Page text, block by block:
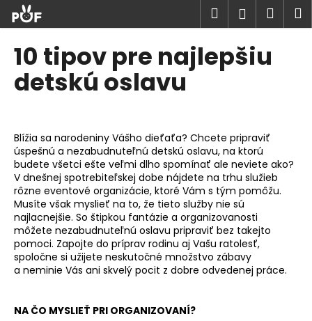
Prejsť
obsah
Hľadať
10 tipov pre najlepšiu
detskú oslavu
Blížia sa narodeniny Vášho dieťaťa? Chcete pripraviť
úspešnú a nezabudnuteľnú detskú oslavu, na ktorú
budete všetci ešte veľmi dlho spomínať ale neviete ako?
V dnešnej spotrebiteľskej dobe nájdete na trhu služieb
rôzne eventové organizácie, ktoré Vám s tým pomôžu.
Musíte však myslieť na to, že tieto služby nie sú
najlacnejšie. So štipkou fantázie a organizovanosti
môžete nezabudnuteľnú oslavu pripraviť bez takejto
pomoci. Zapojte do príprav rodinu aj Vašu ratolesť,
spoločne si užijete neskutočné množstvo zábavy
a neminie Vás ani skvelý pocit z dobre odvedenej práce.
NA ČO MYSLIEŤ PRI ORGANIZOVANÍ?
o
Č
o
o
t
r
e
b
u
j
e
t
n